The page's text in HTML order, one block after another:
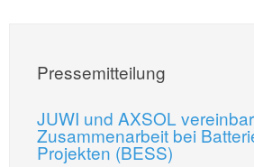
Pressemitteilung
JUWI und AXSOL
Zusammenarbeit bei
Projekten (BESS)